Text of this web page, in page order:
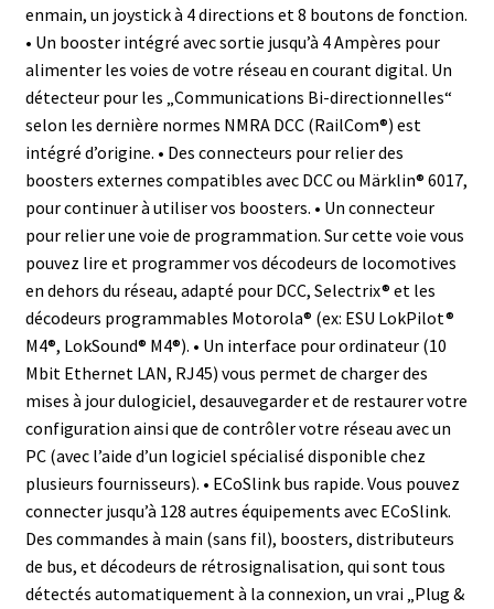
enmain, un joystick à 4 directions et 8 boutons de fonction.
• Un booster intégré avec sortie jusqu’à 4 Ampères pour
alimenter les voies de votre réseau en courant digital. Un
détecteur pour les „Communications Bi-directionnelles“
selon les dernière normes NMRA DCC (RailCom®) est
intégré d’origine. • Des connecteurs pour relier des
boosters externes compatibles avec DCC ou Märklin® 6017,
pour continuer à utiliser vos boosters. • Un connecteur
pour relier une voie de programmation. Sur cette voie vous
pouvez lire et programmer vos décodeurs de locomotives
en dehors du réseau, adapté pour DCC, Selectrix® et les
décodeurs programmables Motorola® (ex: ESU LokPilot®
M4®, LokSound® M4®). • Un interface pour ordinateur (10
Mbit Ethernet LAN, RJ45) vous permet de charger des
mises à jour dulogiciel, desauvegarder et de restaurer votre
configuration ainsi que de contrôler votre réseau avec un
PC (avec l’aide d’un logiciel spécialisé disponible chez
plusieurs fournisseurs). • ECoSlink bus rapide. Vous pouvez
connecter jusqu’à 128 autres équipements avec ECoSlink.
Des commandes à main (sans fil), boosters, distributeurs
de bus, et décodeurs de rétrosignalisation, qui sont tous
détectés automatiquement à la connexion, un vrai „Plug &